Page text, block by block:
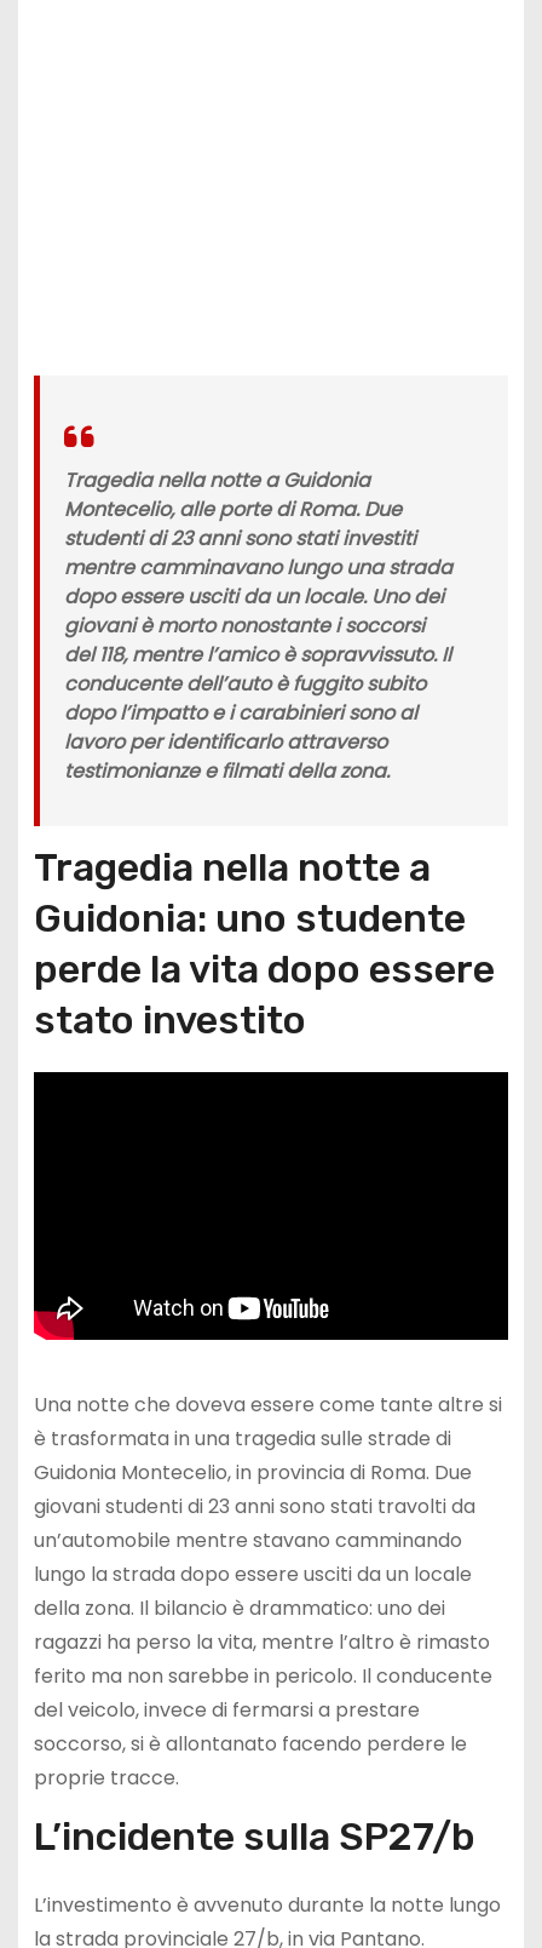
Tragedia nella notte a Guidonia
Montecelio, alle porte di Roma. Due
studenti di 23 anni sono stati investiti
mentre camminavano lungo una strada
dopo essere usciti da un locale. Uno dei
giovani è morto nonostante i soccorsi
del 118, mentre l’amico è sopravvissuto. Il
conducente dell’auto è fuggito subito
dopo l’impatto e i carabinieri sono al
lavoro per identificarlo attraverso
testimonianze e filmati della zona.
Tragedia nella notte a
Guidonia: uno studente
perde la vita dopo essere
stato investito
Una notte che doveva essere come tante altre si
è trasformata in una tragedia sulle strade di
Guidonia Montecelio, in provincia di Roma. Due
giovani studenti di 23 anni sono stati travolti da
un’automobile mentre stavano camminando
lungo la strada dopo essere usciti da un locale
della zona. Il bilancio è drammatico: uno dei
ragazzi ha perso la vita, mentre l’altro è rimasto
ferito ma non sarebbe in pericolo. Il conducente
del veicolo, invece di fermarsi a prestare
soccorso, si è allontanato facendo perdere le
proprie tracce.
L’incidente sulla SP27/b
L’investimento è avvenuto durante la notte lungo
la strada provinciale 27/b, in via Pantano.